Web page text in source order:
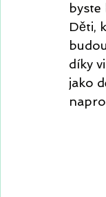
Děti,
díky
jako